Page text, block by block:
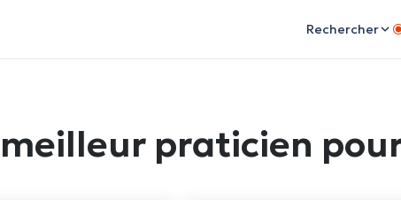
Rechercher
praticien